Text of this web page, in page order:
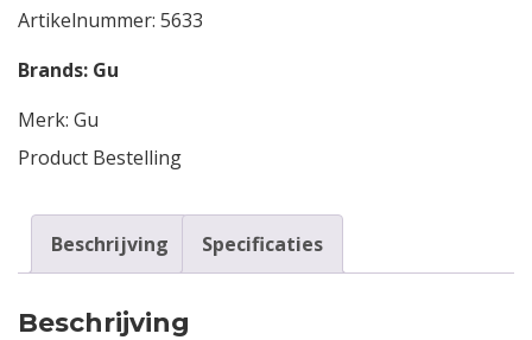
Artikelnummer: 5633
Brands: Gu
Merk: Gu
Product Bestelling
Beschrijving Specificaties
Beschrijving